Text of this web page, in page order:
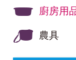
廚房用
農具